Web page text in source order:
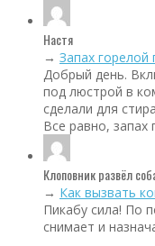
Настя
→ Запах
Добрый день.
под люстрой в
сделали для
Все равно,
Клоповник развёл
→ Как вызвать
Пикабу сила! По
снимает и